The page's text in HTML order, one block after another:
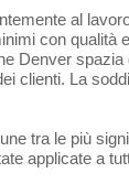
al
con
Denver spazia
clienti. La
tra le più
applicate a